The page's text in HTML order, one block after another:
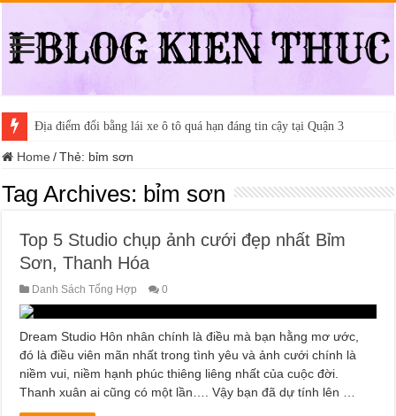
Địa điểm đổi bằng lái xe ô tô quá hạn đáng tin cậy tại Quận 3
Home / Thẻ: bỉm sơn
Tag Archives: bỉm sơn
Top 5 Studio chụp ảnh cưới đẹp nhất Bỉm
Sơn, Thanh Hóa
Danh Sách Tổng Hợp 0
Dream Studio Hôn nhân chính là điều mà bạn hằng mơ ước,
đó là điều viên mãn nhất trong tình yêu và ảnh cưới chính là
niềm vui, niềm hạnh phúc thiêng liêng nhất của cuộc đời.
Thanh xuân ai cũng có một lần…. Vậy bạn đã dự tính lên …